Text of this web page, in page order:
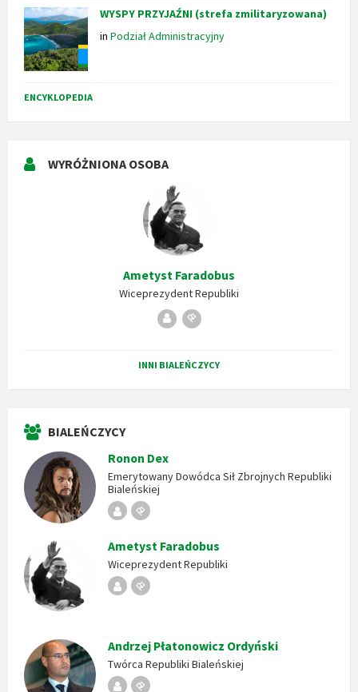
WYSPY PRZYJAŹNI (strefa zmilitaryzowana)
in Podział Administracyjny
ENCYKLOPEDIA
WYRÓŻNIONA OSOBA
Ametyst Faradobus
Wiceprezydent Republiki
Republika
Bialeńska
Stempel
INNI BIALEŃCZYCY
BIALEŃCZYCY
Ronon Dex
Emerytowany Dowódca Sił Zbrojnych Republiki
Bialeńskiej
RepublikaStempel
Ametyst Faradobus
Wiceprezydent Republiki
RepublikaStempel
Andrzej Płatonowicz Ordyński
Twórca Republiki Bialeńskiej
RepublikaStempel